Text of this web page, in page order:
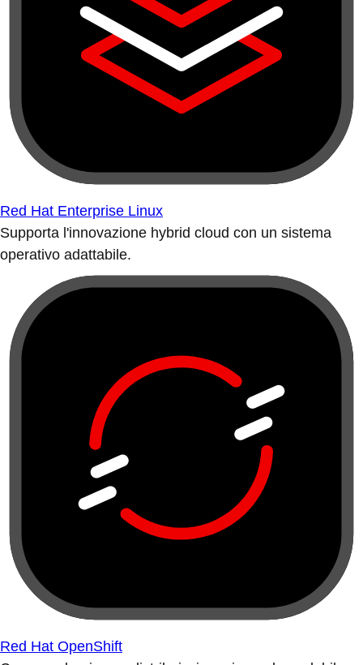
Red Hat Enterprise Linux
Supporta l'innovazione hybrid cloud con un sistema
operativo adattabile.
Red Hat OpenShift